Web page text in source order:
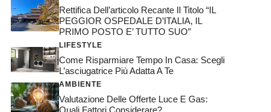
Rettifica Dell’articolo Recante Il Titolo “IL
PEGGIOR OSPEDALE D’ITALIA, IL
PRIMO POSTO E’ TUTTO SUO”
LIFESTYLE
Come Risparmiare Tempo In Casa: Scegli
L’asciugatrice Più Adatta A Te
AMBIENTE
Valutazione Delle Offerte Luce E Gas:
Quali Fattori Considerare?